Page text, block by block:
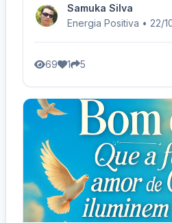
Samuka Silva
Energia Positiva • 22/
69 1 5